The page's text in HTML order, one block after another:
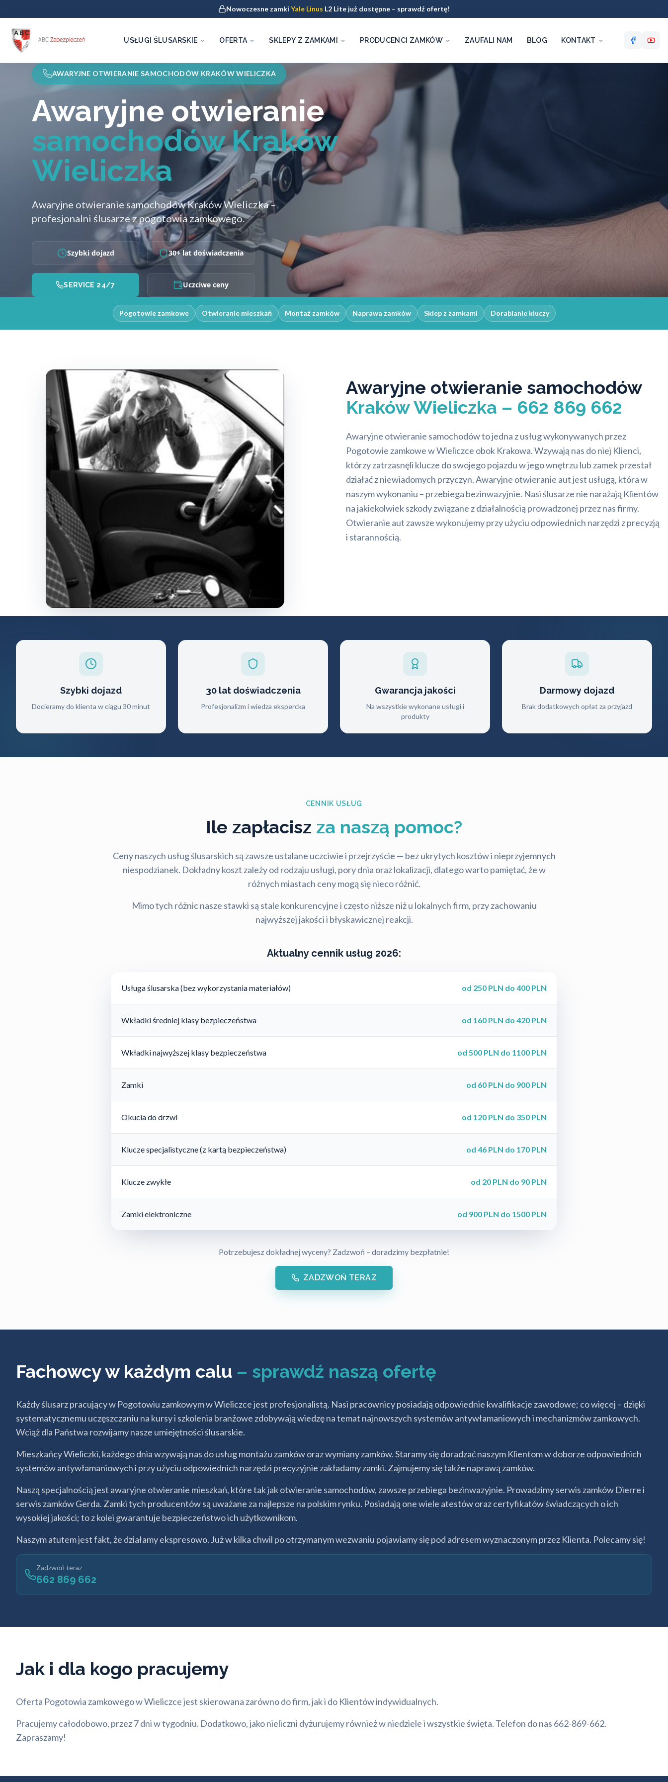
Nowoczesne zamki Yale Linus L2 Lite już dostępne – sprawdź ofertę!
USŁUGI ŚLUSARSKIE OFERTA SKLEPY Z ZAMKAMI PRODUCENCI ZAMKÓW ZAUFALI NAM BLOG KONTAKT
AWARYJNE OTWIERANIE SAMOCHODÓW KRAKÓW WIELICZKA
Awaryjne otwieranie
samochodów Kraków
Wieliczka
Awaryjne otwieranie samochodów Kraków Wieliczka –
profesjonalni ślusarze z pogotowia zamkowego.
Szybki dojazd 30+ lat doświadczenia
SERVICE 24/7 Uczciwe ceny
Pogotowie zamkowe Otwieranie mieszkań Montaż zamków Naprawa zamków Sklep z zamkami Dorabianie kluczy
Awaryjne otwieranie samochodów
Kraków Wieliczka – 662 869 662
Awaryjne otwieranie samochodów to jedna z usług wykonywanych przez
Pogotowie zamkowe w Wieliczce obok Krakowa. Wzywają nas do niej Klienci,
którzy zatrzasnęli klucze do swojego pojazdu w jego wnętrzu lub zamek przestał
działać z niewiadomych przyczyn. Awaryjne otwieranie aut jest usługą, która w
naszym wykonaniu – przebiega bezinwazyjnie. Nasi ślusarze nie narażają Klientów
na jakiekolwiek szkody związane z działalnością prowadzonej przez nas firmy.
Otwieranie aut zawsze wykonujemy przy użyciu odpowiednich narzędzi z precyzją
i starannością.
Szybki dojazd
Docieramy do klienta w ciągu 30 minut
30 lat doświadczenia
Profesjonalizm i wiedza ekspercka
Gwarancja jakości
Na wszystkie wykonane usługi i
produkty
Darmowy dojazd
Brak dodatkowych opłat za przyjazd
CENNIK USŁUG
Ile zapłacisz za naszą pomoc?
Ceny naszych usług ślusarskich są zawsze ustalane uczciwie i przejrzyście — bez ukrytych kosztów i nieprzyjemnych
niespodzianek. Dokładny koszt zależy od rodzaju usługi, pory dnia oraz lokalizacji, dlatego warto pamiętać, że w
różnych miastach ceny mogą się nieco różnić.
Mimo tych różnic nasze stawki są stale konkurencyjne i często niższe niż u lokalnych firm, przy zachowaniu
najwyższej jakości i błyskawicznej reakcji.
Aktualny cennik usług 2026:
Usługa ślusarska (bez wykorzystania materiałów) od 250 PLN do 400 PLN
Wkładki średniej klasy bezpieczeństwa od 160 PLN do 420 PLN
Wkładki najwyższej klasy bezpieczeństwa od 500 PLN do 1100 PLN
Zamki od 60 PLN do 900 PLN
Okucia do drzwi od 120 PLN do 350 PLN
Klucze specjalistyczne (z kartą bezpieczeństwa) od 46 PLN do 170 PLN
Klucze zwykłe od 20 PLN do 90 PLN
Zamki elektroniczne od 900 PLN do 1500 PLN
Potrzebujesz dokładnej wyceny? Zadzwoń – doradzimy bezpłatnie!
ZADZWOŃ TERAZ
Fachowcy w każdym calu – sprawdź naszą ofertę
Każdy ślusarz pracujący w Pogotowiu zamkowym w Wieliczce jest profesjonalistą. Nasi pracownicy posiadają odpowiednie kwalifikacje zawodowe; co więcej – dzięki
systematycznemu uczęszczaniu na kursy i szkolenia branżowe zdobywają wiedzę na temat najnowszych systemów antywłamaniowych i mechanizmów zamkowych.
Wciąż dla Państwa rozwijamy nasze umiejętności ślusarskie.
Mieszkańcy Wieliczki, każdego dnia wzywają nas do usług montażu zamków oraz wymiany zamków. Staramy się doradzać naszym Klientom w doborze odpowiednich
systemów antywłamaniowych i przy użyciu odpowiednich narzędzi precyzyjnie zakładamy zamki. Zajmujemy się także naprawą zamków.
Naszą specjalnością jest awaryjne otwieranie mieszkań, które tak jak otwieranie samochodów, zawsze przebiega bezinwazyjnie. Prowadzimy serwis zamków Dierre i
serwis zamków Gerda. Zamki tych producentów są uważane za najlepsze na polskim rynku. Posiadają one wiele atestów oraz certyfikatów świadczących o ich
wysokiej jakości; to z kolei gwarantuje bezpieczeństwo ich użytkownikom.
Naszym atutem jest fakt, że działamy ekspresowo. Już w kilka chwil po otrzymanym wezwaniu pojawiamy się pod adresem wyznaczonym przez Klienta. Polecamy się!
Zadzwoń teraz
662 869 662
Jak i dla kogo pracujemy
Oferta Pogotowia zamkowego w Wieliczce jest skierowana zarówno do firm, jak i do Klientów indywidualnych.
Pracujemy całodobowo, przez 7 dni w tygodniu. Dodatkowo, jako nieliczni dyżurujemy również w niedziele i wszystkie święta. Telefon do nas 662-869-662.
Zapraszamy!